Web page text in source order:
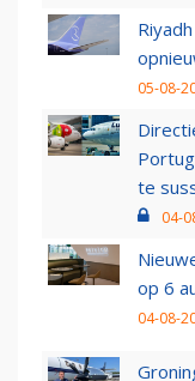
05-08-
te
04-
op 6
04-08-